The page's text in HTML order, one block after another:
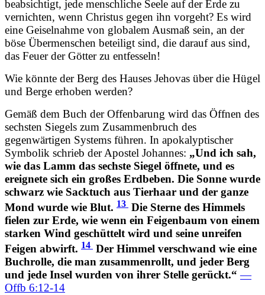
beabsichtigt, jede menschliche Seele auf der Erde zu
vernichten, wenn Christus gegen ihn vorgeht? Es wird
eine Geiselnahme von globalem Ausmaß sein, an der
böse Übermenschen beteiligt sind, die darauf aus sind,
das Feuer der Götter zu entfesseln!
Wie könnte der Berg des Hauses Jehovas über die Hügel
und Berge erhoben werden?
Gemäß dem Buch der Offenbarung wird das Öffnen des
sechsten Siegels zum Zusammenbruch des
gegenwärtigen Systems führen. In apokalyptischer
Symbolik schrieb der Apostel Johannes: „Und ich sah,
wie das Lamm das sechste Siegel öffnete, und es
ereignete sich ein großes Erdbeben. Die Sonne wurde
schwarz wie Sacktuch aus Tierhaar und der ganze
Mond wurde wie Blut. 13 Die Sterne des Himmels
fielen zur Erde, wie wenn ein Feigenbaum von einem
starken Wind geschüttelt wird und seine unreifen
Feigen abwirft. 14 Der Himmel verschwand wie eine
Buchrolle, die man zusammenrollt, und jeder Berg
und jede Insel wurden von ihrer Stelle gerückt.“ —
Offb 6:12-14